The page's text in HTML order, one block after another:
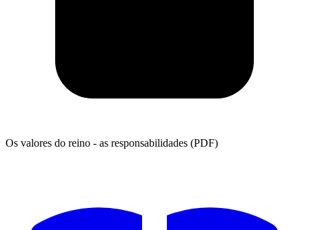
Os valores do reino - as responsabilidades (PDF)